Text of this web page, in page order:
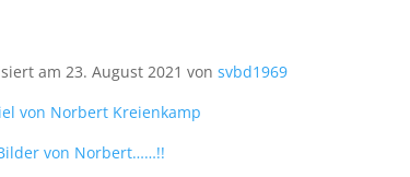
am 23. August 2021 vonsvbd1969
von Norbert Kreienkamp
von Norbert……!!